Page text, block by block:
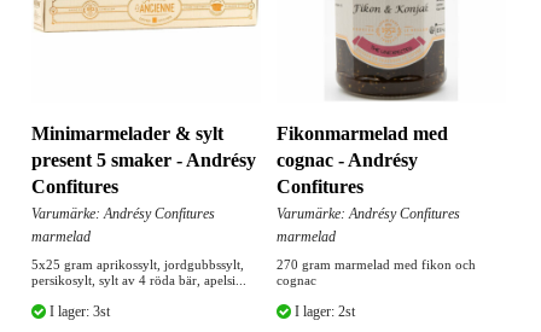
Minimarmelader & sylt
present 5 smaker - Andrésy
Confitures
Varumärke: Andrésy Confitures
marmelad
5x25 gram aprikossylt, jordgubbssylt,
persikosylt, sylt av 4 röda bär, apelsi...
I lager: 3st
Fikonmarmelad med
cognac - Andrésy
Confitures
Varumärke: Andrésy Confitures
marmelad
270 gram marmelad med fikon och
cognac
I lager: 2st